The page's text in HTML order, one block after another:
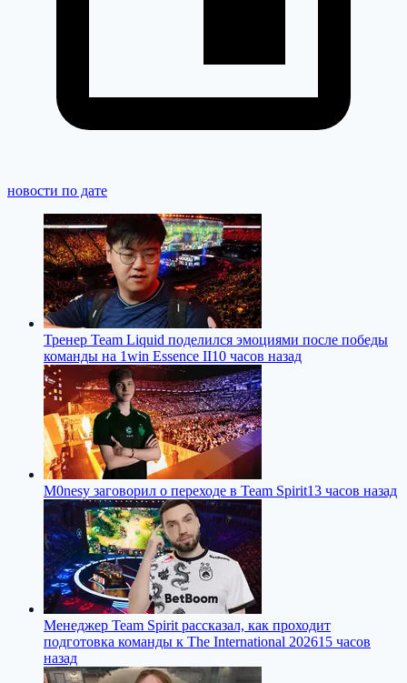
новости по дате
Тренер Team Liquid поделился эмоциями после победы
команды на 1win Essence II10 часов назад
M0nesy заговорил о переходе в Team Spirit13 часов назад
Менеджер Team Spirit рассказал, как проходит
подготовка команды к The International 202615 часов
назад